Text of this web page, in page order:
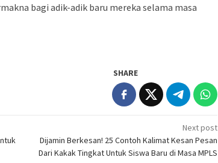
bagi adik-adik baru mereka selama masa
SHARE
Next post
Dijamin Berkesan! 25 Contoh Kalimat Kesan Pesan
Dari Kakak Tingkat Untuk Siswa Baru di Masa MPLS